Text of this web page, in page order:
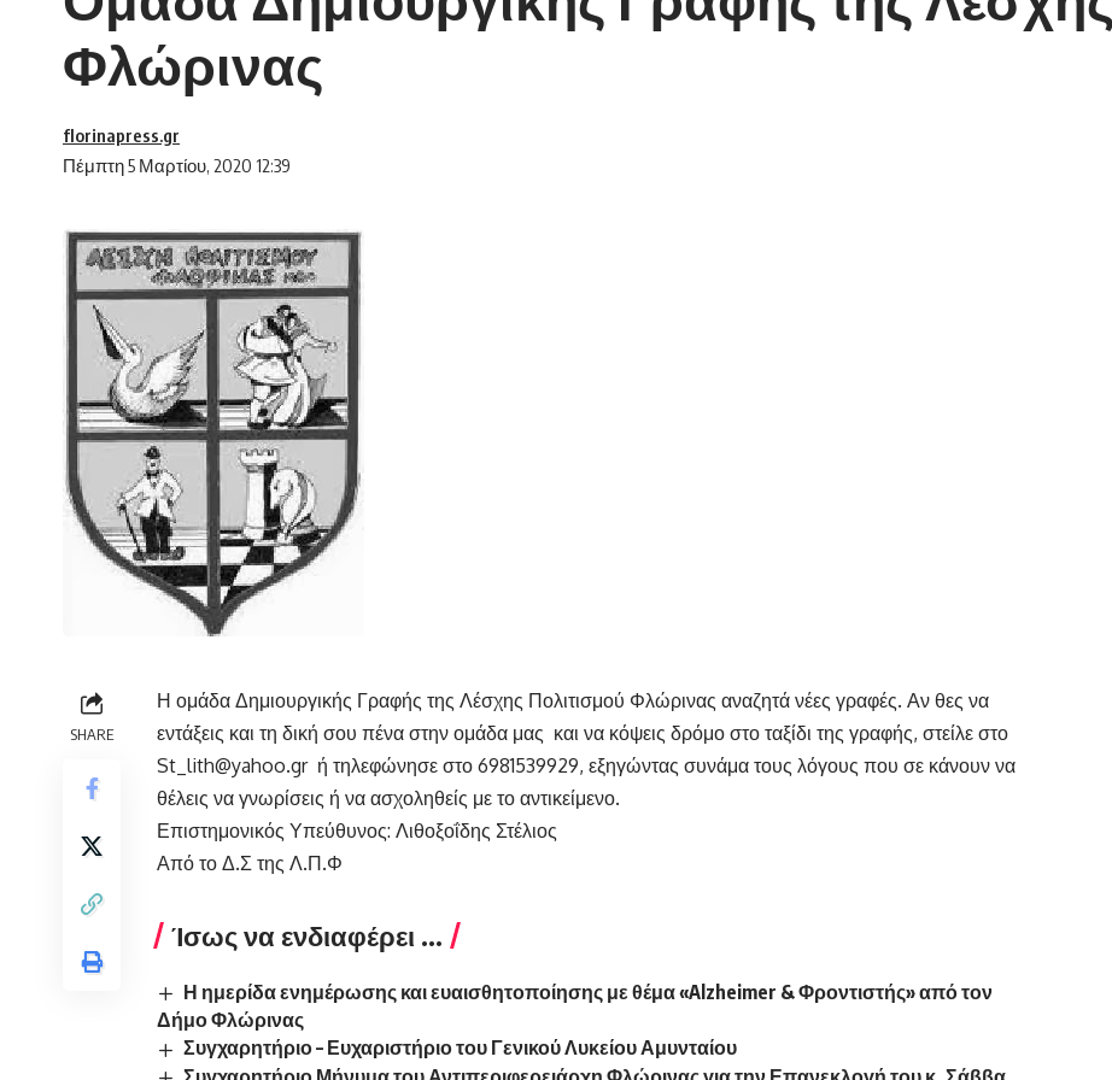
Φλώρινας
Πέμπτη 5 Μαρτίου, 2020 12:39
florinapress.gr
SHARE
Η ομάδα Δημιουργικής Γραφής της Λέσχης Πολιτισμού Φλώρινας αναζητά νέες γραφές. Αν θες να
εντάξεις και τη δική σου πένα στην ομάδα μας και να κόψεις δρόμο στο ταξίδι της γραφής, στείλε στο
St_lith@yahoo.grή τηλεφώνησε στο 6981539929, εξηγώντας συνάμα τους λόγους που σε κάνουν να
θέλεις να γνωρίσεις ή να ασχοληθείς με το αντικείμενο.
Επιστημονικός Υπεύθυνος: Λιθοξοΐδης Στέλιος
Από το Δ.Σ της Λ.Π.Φ
Ίσως να ενδιαφέρει ...
Η ημερίδα ενημέρωσης και ευαισθητοποίησης με θέμα «Alzheimer & Φροντιστής» από τον
Δήμο Φλώρινας
Συγχαρητήριο – Ευχαριστήριο του Γενικού Λυκείου Αμυνταίου